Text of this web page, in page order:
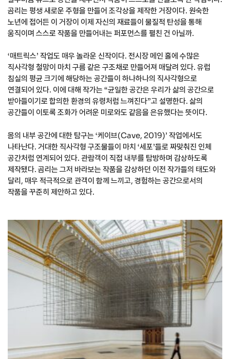
곰리는 평생 새로운 주형을 만들어 조각상을 제작한 거장이다. 원숙한
노년에 접어든 이 거장이 이제 자신의 재료들이 물질적 탄성을 통해
움직이며 스스로 작품을 만들어내는 퍼포먼스를 펼친 건 아닐까.
‘매트릭스’ 작업도 매우 놀라운 신작이다. 전시장 메인 홀에 수많은
직사각형 철망이 마치 구름 같은 구조채로 만들어져 매달려 있다. 유럽
침실의 평균 크기에 해당하는 공간들이 하나하나의 직사각형으로
연결되어 있다. 이에 대해 작가는 “균일한 공간은 우리가 삶의 공간으로
받아들이기로 합의한 환경의 유령처럼 느껴진다”고 설명한다. 삶의
공간들이 이토록 조화가 어려운 미로와도 같음을 은유했다는 뜻이다.
몸의 내부 공간에 대한 탐구는 ‘케이브(Cave, 2019)’ 작업에서도
나타난다. 거대한 직사각형 구조물들이 마치 ‘세포’들로 짜맞춰진 인체
공간처럼 연계되어 있다. 관람객이 직접 내부를 탐방하며 감상하도록
제작됐다. 곰리는 그저 바라보는 작품을 감상하던 이전 작가들의 태도와
달리, 매우 적극적으로 관객이 함께 느끼고, 경험하는 공간으로서의
작품을 꾸준히 제안하고 있다.